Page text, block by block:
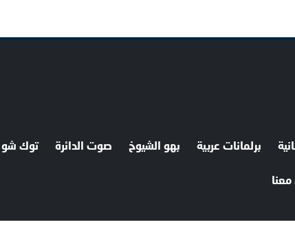
برلمانات عربية بهو الشيوخ صوت الدائرة توك شو
معنا